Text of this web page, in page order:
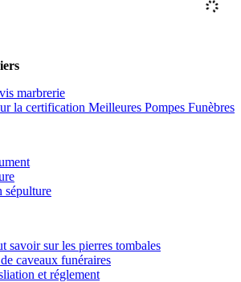
marbrerie
la certification Meilleures Pompes Funèbres
sépulture
savoir sur les pierres tombales
caveaux funéraires
et réglement